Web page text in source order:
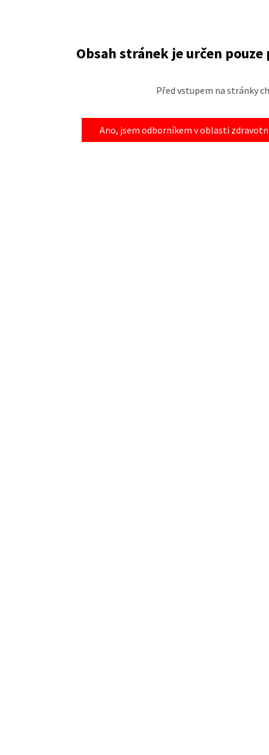
Obsah stránek je určen
Před vstupem na stránky
Ano, jsem odborníkem v oblasti